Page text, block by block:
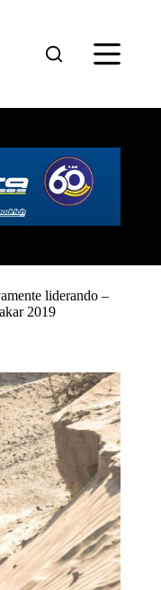
liderando –
2019